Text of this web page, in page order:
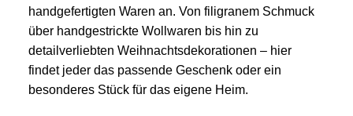
handgefertigten Waren an. Von filigranem Schmuck
über handgestrickte Wollwaren bis hin zu
detailverliebten Weihnachtsdekorationen – hier
findet jeder das passende Geschenk oder ein
besonderes Stück für das eigene Heim.